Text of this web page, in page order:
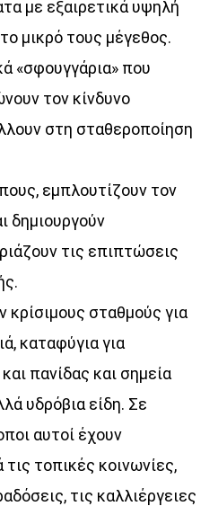
με εξαιρετικά υψηλή
μικρό τους μέγεθος.
«σφουγγάρια» που
τον κίνδυνο
στη σταθεροποίηση
εμπλουτίζουν τον
δημιουργούν
τις επιπτώσεις
σταθμούς για
καταφύγια για
πανίδας και σημεία
υδρόβια είδη. Σε
αυτοί έχουν
τοπικές κοινωνίες,
τις καλλιέργειες